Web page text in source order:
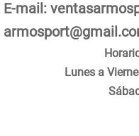
E-mail:
Lunes a
Sábados de